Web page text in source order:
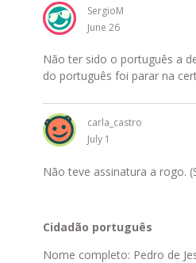
SergioM
June 26
Não ter sido o português a
do português foi parar na
carla_castro
July 1
Não teve assinatura a rogo.
Cidadão português
Nome completo: Pedro de